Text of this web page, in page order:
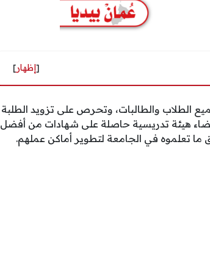
[إظهار]
الطلاب والطالبات، وتحرص على تزويد الطلبة
هيئة تدريسية حاصلة على شهادات من أفضل
تعلموه في الجامعة لتطوير أماكن عملهم.